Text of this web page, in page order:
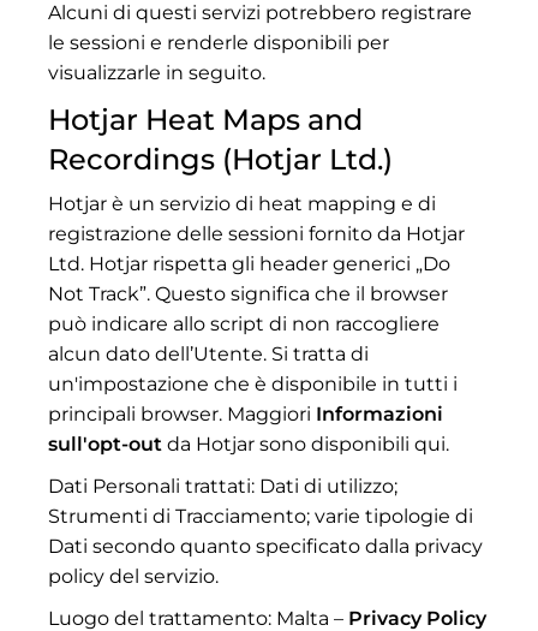
Alcuni di questi servizi potrebbero registrare
le sessioni e renderle disponibili per
visualizzarle in seguito.
Hotjar Heat Maps and
Recordings (Hotjar Ltd.)
Hotjar è un servizio di heat mapping e di
registrazione delle sessioni fornito da Hotjar
Ltd. Hotjar rispetta gli header generici „Do
Not Track”. Questo significa che il browser
può indicare allo script di non raccogliere
alcun dato dell’Utente. Si tratta di
un'impostazione che è disponibile in tutti i
principali browser. Maggiori Informazioni
sull'opt-out da Hotjar sono disponibili qui.
Dati Personali trattati: Dati di utilizzo;
Strumenti di Tracciamento; varie tipologie di
Dati secondo quanto specificato dalla privacy
policy del servizio.
Luogo del trattamento: Malta – Privacy Policy